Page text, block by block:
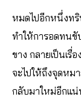
หมดไปอีกหนึ่งท
ทำให้การอดทนขั
ขาง กลายเป็นเรื่
จะไปให้ถึงจุดหม
กลับมาใหม่อีกแ